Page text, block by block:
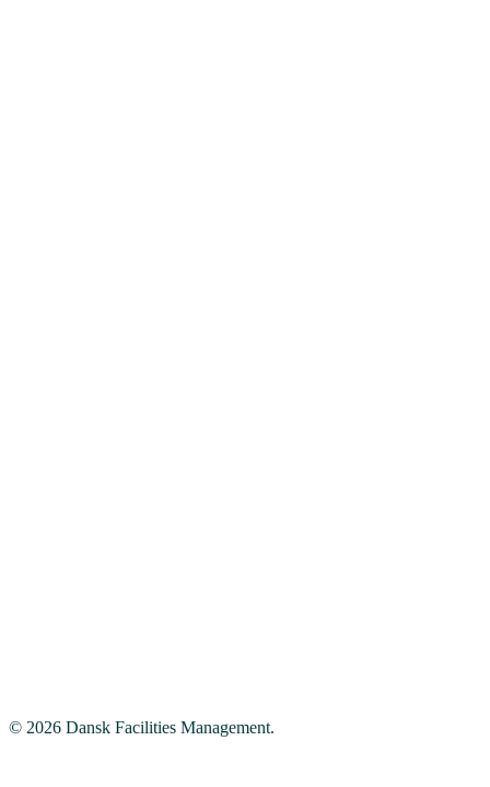
© 2026 Dansk Facilities Management.